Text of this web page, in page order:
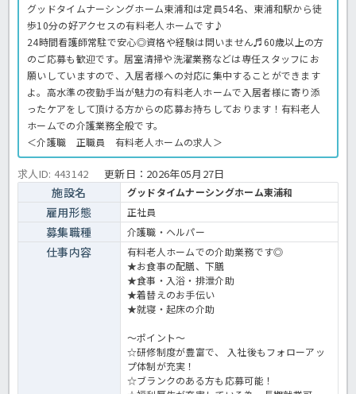
グッドタイムナーシングホーム東浦和は定員54名、東浦和駅から徒
歩10分の好アクセスの有料老人ホームです♪
24時間看護師常駐で安心◎資格や経験は問いません♬60歳以上の方
のご応募も歓迎です。居室清掃や洗濯業務などは専任スタッフにお
願いしていますので、入居者様への対応に集中することができます
よ。高水準の夜勤手当が魅力の有料老人ホームで入居者様に寄り添
ったケアをして頂ける方からの応募お持ちしております！有料老人
ホームでの介護業務全般です。
＜介護職 正職員 有料老人ホームの求人＞
求人ID: 443142 更新日： 2026年05月27日
施設名 グッドタイムナーシングホーム東浦和
雇用形態 正社員
募集職種 介護職・ヘルパー
仕事内容
有料老人ホームでの介助業務です◎
★お食事の配膳、下膳
★食事・入浴・排泄介助
★着替えのお手伝い
★就寝・起床の介助
～ポイント～
☆研修制度が豊富で、 入社後もフォローアッ
プ体制が充実！
☆ブランクのある方も応募可能！